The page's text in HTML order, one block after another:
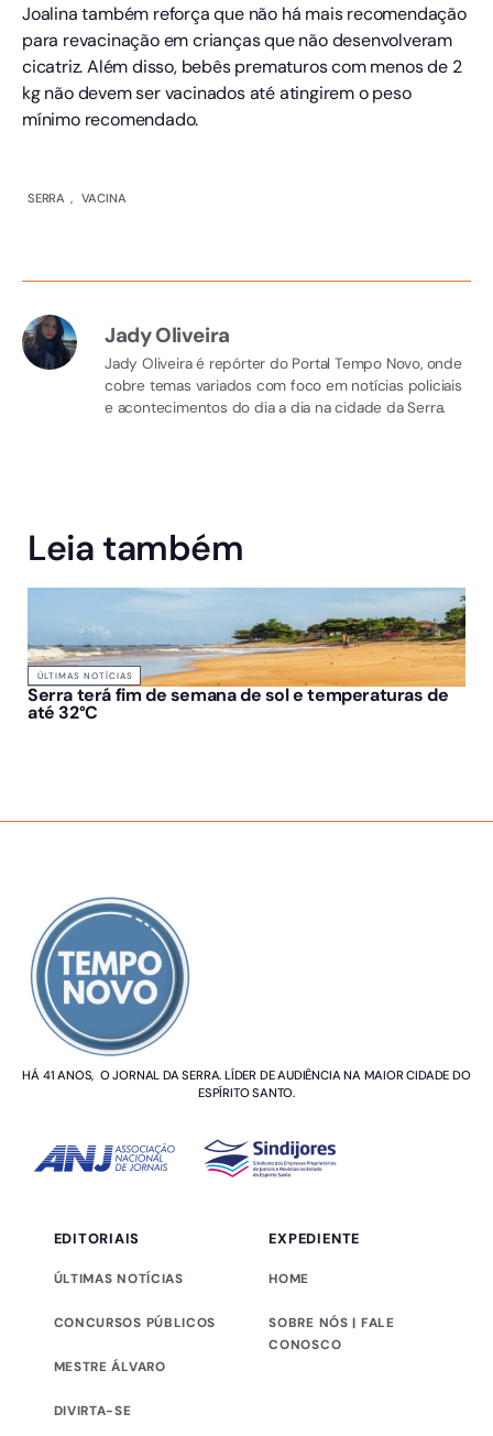
Joalina também reforça que não há mais recomendação
para revacinação em crianças que não desenvolveram
cicatriz. Além disso, bebês prematuros com menos de 2
kg não devem ser vacinados até atingirem o peso
mínimo recomendado.
SERRA , VACINA
Jady Oliveira
Jady Oliveira é repórter do Portal Tempo Novo, onde
cobre temas variados com foco em notícias policiais
e acontecimentos do dia a dia na cidade da Serra.
Leia também
ÚLTIMAS NOTÍCIAS
Serra terá fim de semana de sol e temperaturas de
até 32°C
HÁ 41 ANOS, O JORNAL DA SERRA. LÍDER DE AUDIÊNCIA NA MAIOR CIDADE DO
ESPÍRITO SANTO.
EDITORIAIS
ÚLTIMAS NOTÍCIAS
CONCURSOS PÚBLICOS
MESTRE ÁLVARO
DIVIRTA-SE
EXPEDIENTE
HOME
SOBRE NÓS | FALE
CONOSCO